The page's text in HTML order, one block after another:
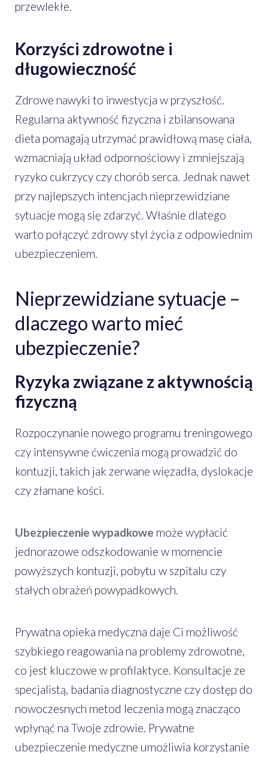
przewlekłe.
Korzyści zdrowotne i
długowieczność
Zdrowe nawyki to inwestycja w przyszłość.
Regularna aktywność fizyczna i zbilansowana
dieta pomagają utrzymać prawidłową masę ciała,
wzmacniają układ odpornościowy i zmniejszają
ryzyko cukrzycy czy chorób serca. Jednak nawet
przy najlepszych intencjach nieprzewidziane
sytuacje mogą się zdarzyć. Właśnie dlatego
warto połączyć zdrowy styl życia z odpowiednim
ubezpieczeniem.
Nieprzewidziane sytuacje –
dlaczego warto mieć
ubezpieczenie?
Ryzyka związane z aktywnością
fizyczną
Rozpoczynanie nowego programu treningowego
czy intensywne ćwiczenia mogą prowadzić do
kontuzji, takich jak zerwane więzadła, dyslokacje
czy złamane kości.
Ubezpieczenie wypadkowe może wypłacić
jednorazowe odszkodowanie w momencie
powyższych kontuzji, pobytu w szpitalu czy
stałych obrażeń powypadkowych.
Prywatna opieka medyczna daje Ci możliwość
szybkiego reagowania na problemy zdrowotne,
co jest kluczowe w profilaktyce. Konsultacje ze
specjalistą, badania diagnostyczne czy dostęp do
nowoczesnych metod leczenia mogą znacząco
wpłynąć na Twoje zdrowie. Prywatne
ubezpieczenie medyczne umożliwia korzystanie